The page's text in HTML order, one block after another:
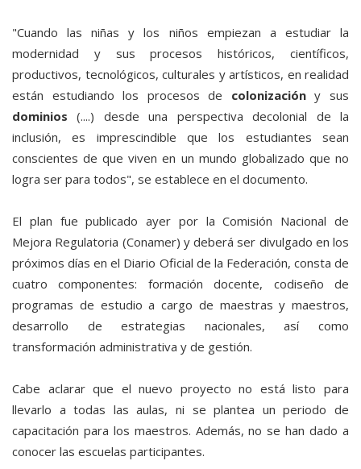
"Cuando las niñas y los niños empiezan a estudiar la
modernidad y sus procesos históricos, científicos,
productivos, tecnológicos, culturales y artísticos, en realidad
están estudiando los procesos de colonizacióny sus
dominios (....) desde una perspectiva decolonial de la
inclusión, es imprescindible que los estudiantes sean
conscientes de que viven en un mundo globalizado que no
logra ser para todos", se establece en el documento.
El plan fue publicado ayer por la Comisión Nacional de
Mejora Regulatoria (Conamer) y deberá ser divulgado en los
próximos días en el Diario Oficial de la Federación, consta de
cuatro componentes: formación docente, codiseño de
programas de estudio a cargo de maestras y maestros,
desarrollo de estrategias nacionales, así como
transformación administrativa y de gestión.
Cabe aclarar que el nuevo proyecto no está listo para
llevarlo a todas las aulas, ni se plantea un periodo de
capacitación para los maestros. Además, no se han dado a
conocer las escuelas participantes.